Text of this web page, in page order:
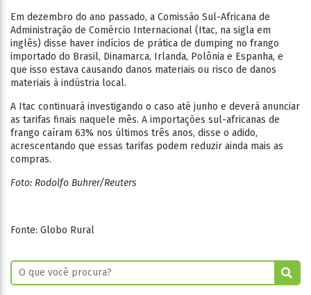
Em dezembro do ano passado, a Comissão Sul-Africana de
Administração de Comércio Internacional (Itac, na sigla em
inglês) disse haver indícios de prática de dumping no frango
importado do Brasil, Dinamarca, Irlanda, Polônia e Espanha, e
que isso estava causando danos materiais ou risco de danos
materiais à indústria local.
A Itac continuará investigando o caso até junho e deverá anunciar
as tarifas finais naquele mês. A importações sul-africanas de
frango caíram 63% nos últimos três anos, disse o adido,
acrescentando que essas tarifas podem reduzir ainda mais as
compras.
Foto: Rodolfo Buhrer/Reuters
Fonte: Globo Rural